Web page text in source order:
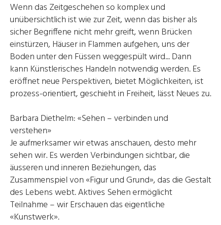
Wenn das Zeitgeschehen so komplex und
unübersichtlich ist wie zur Zeit, wenn das bisher als
sicher Begriffene nicht mehr greift, wenn Brücken
einstürzen, Häuser in Flammen aufgehen, uns der
Boden unter den Füssen weggespült wird... Dann
kann Künstlerisches Handeln notwendig werden. Es
eröffnet neue Perspektiven, bietet Möglichkeiten, ist
prozess-orientiert, geschieht in Freiheit, lässt Neues zu.
Barbara Diethelm: «Sehen – verbinden und
verstehen»
Je aufmerksamer wir etwas anschauen, desto mehr
sehen wir. Es werden Verbindungen sichtbar, die
äusseren und inneren Beziehungen, das
Zusammenspiel von «Figur und Grund», das die Gestalt
des Lebens webt. Aktives Sehen ermöglicht
Teilnahme – wir Erschauen das eigentliche
«Kunstwerk».